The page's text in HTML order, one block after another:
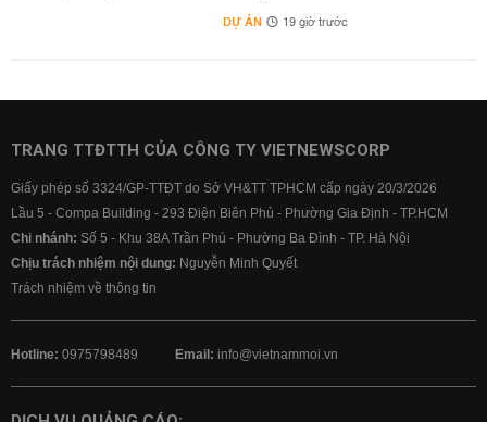
DỰ ÁN 19 giờ trước
TRANG TTĐTTH CỦA CÔNG TY VIETNEWSCORP
Giấy phép số 3324/GP-TTĐT do Sở VH&TT TPHCM cấp ngày 20/3/2026
Lầu 5 - Compa Building - 293 Điện Biên Phủ - Phường Gia Định - TP.HCM
Chi nhánh: Số 5 - Khu 38A Trần Phú - Phường Ba Đình - TP. Hà Nội
Chịu trách nhiệm nội dung: Nguyễn Minh Quyết
Trách nhiệm về thông tin
Hotline: 0975798489 Email: info@vietnammoi.vn